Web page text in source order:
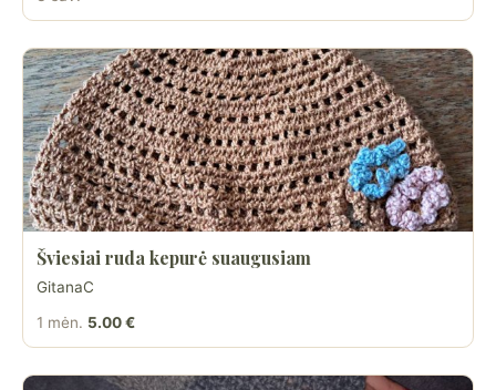
Šviesiai ruda kepurė suaugusiam
GitanaC
1 mėn. 5.00 €